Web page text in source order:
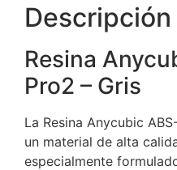
Descripción
Resina
Pro2 – Gris
La Resina Anycubic
un material de alta
especialmente